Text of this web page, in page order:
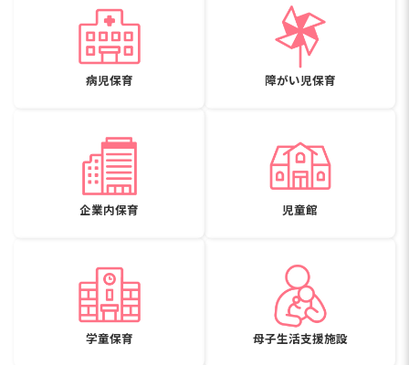
病児保育 障がい児保育
企業内保育 児童館
学童保育 母子生活支援施設